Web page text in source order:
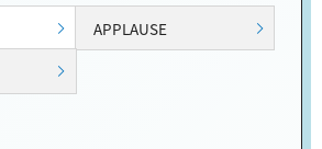
APPLAUSE